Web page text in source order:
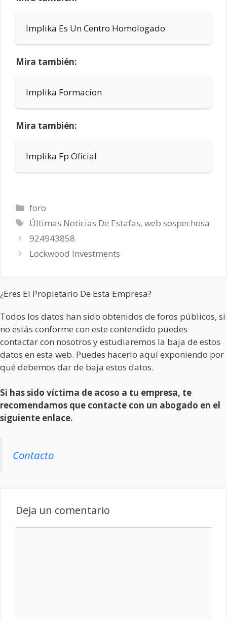
Implika Es Un Centro Homologado
Mira también:
Implika Formacion
Mira también:
Implika Fp Oficial
Categorías
foro
Etiquetas
Últimas Noticias De Estafas,web sospechosa
924943858
Lockwood Investments
¿Eres El Propietario De Esta Empresa?
Todos los datos han sido obtenidos de foros públicos, si
no estás conforme con este contendido puedes
contactar con nosotros y estudiaremos la baja de estos
datos en esta web. Puedes hacerlo aquí exponiendo por
qué debemos dar de baja estos datos.
Si has sido víctima de acoso a tu empresa, te
recomendamos que contacte con un abogado en el
siguiente enlace.
Contacto
Deja un comentario